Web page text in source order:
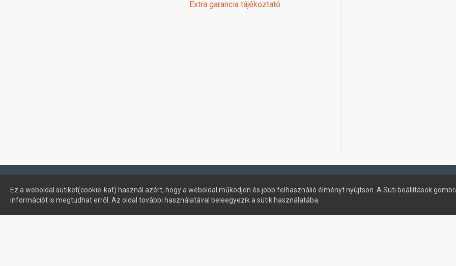
Extra garancia tájékoztató
Ez a weboldal sütiket(cookie-kat) használ azért, hogy a weboldal működjön és jobb felhasználió élményt nyújtson. A Süti beállítások
információt is megtudhat erről. Az oldal további használatával beleegyezik a sütik használatába.